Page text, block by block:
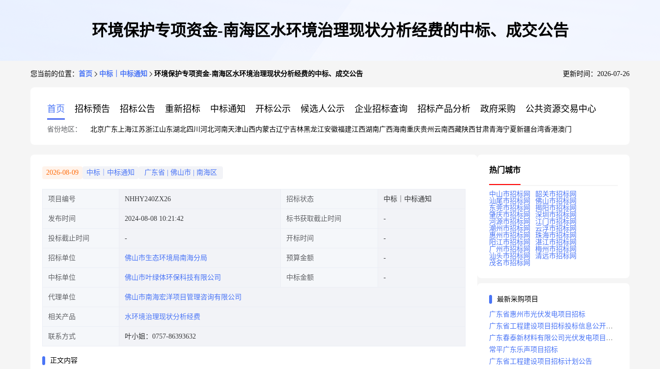
环境保护专项资金-南海区水环境治理现状分析经费的中标、成交公告
您当前的位置： 首页 中标｜中标通知 环境保护专项资金-南海区水环境治理现状分析经费的中标、成交公告 更新时间：2026-07-26
首页 招标预告 招标公告 重新招标 中标通知 开标公示 候选人公示 企业招标查询 招标产品分析 政府采购 公共资源交易中心
省份地区： 北京广东 上海江苏浙江山东湖北四川 河北河南天津山西内蒙古辽宁吉林黑龙江安徽福建江西湖南广西海南重庆贵州 云南西藏陕西甘肃青海宁夏新疆台湾香港澳门
2026-08-09 中标｜中标通知 广东省 佛山市 南海区
项目编号 NHHY240ZX26 招标状态 中标｜中标通知
发布时间 2024-08-08 10:21:42 标书获取截止时间
投标截止时间 开标时间
招标单位 佛山市生态环境局南海分局 预算金额
中标单位 佛山市叶绿体环保科技有限公司 中标金额
代理单位 佛山市南海宏洋项目管理咨询有限公司
相关产品 水环境治理现状分析经费
联系方式 叶小姐：0757-86393632
正文内容
热门城市
中山市招标网
韶关市招标网
汕尾市招标网
佛山市招标网
东莞市招标网
揭阳市招标网
肇庆市招标网
深圳市招标网
河源市招标网
江门市招标网
潮州市招标网
云浮市招标网
惠州市招标网
珠海市招标网
阳江市招标网
湛江市招标网
广州市招标网
梅州市招标网
汕头市招标网
清远市招标网
茂名市招标网
最新采购项目
广东省惠州市光伏发电项目招标
广东省工程建设项目招标投标信息公开目
录
广东春泰新材料有限公司光伏发电项目招
标
常平广东乐声项目招标
广东省工程建设项目招标计划公告